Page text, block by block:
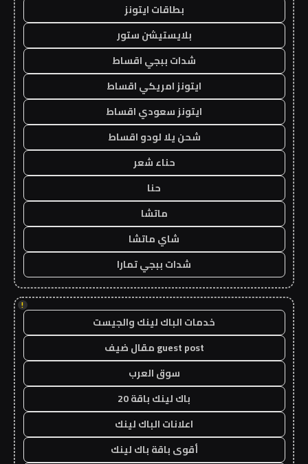
بطاقات ايتونز
بلايستيشن ستور
شدات ببجي اقساط
ايتونز امريكي اقساط
ايتونز سعودي اقساط
شحن يلا لودو اقساط
حناء شعر
حنا
ماتشا
شاي ماتشا
شدات ببجي تمارا
!
خدمات الباك لينك والجيست
guest post مقال ضيف
سوق العرب
باك لينك باقة 20
اعلانات الباك لينك
أقوى باقة باك لينك